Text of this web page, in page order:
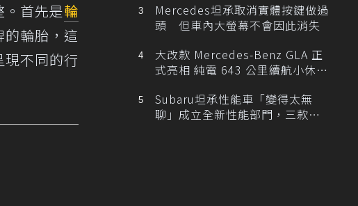
首先是輪
輪胎，這
不同的行
Mercedes坦承取消實體按鍵做過
頭 但車內大螢幕不會因此消失
大改款 Mercedes-Benz GLA 正
式亮相 純電 643 公里續航小休
Subaru坦承性能車「變得太無
聊」成立全新性能部門，三款手